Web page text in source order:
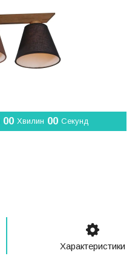
00 Хвилин 00 Секунд
Характеристики